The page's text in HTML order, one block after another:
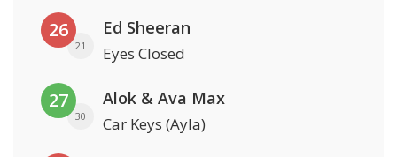
26
21
Ed Sheeran
Eyes Closed
27
30
Alok & Ava Max
Car Keys (Ayla)